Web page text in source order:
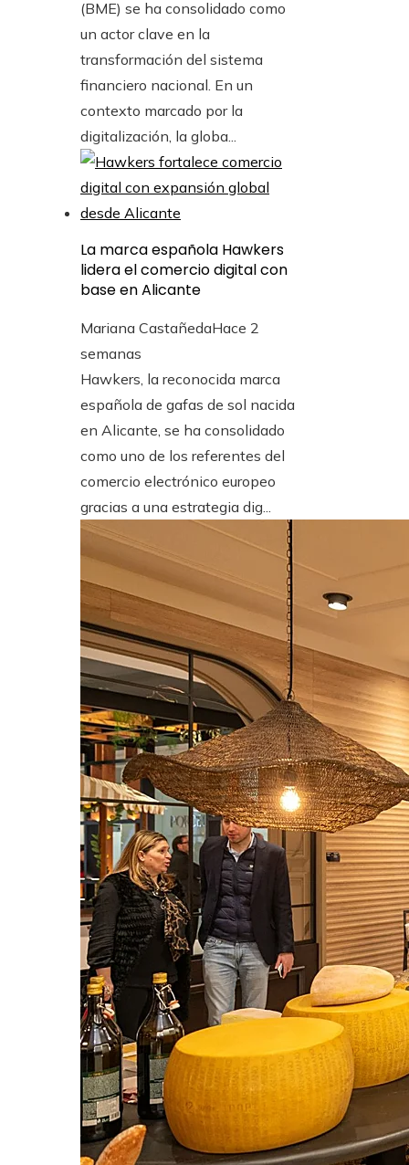
(BME) se ha consolidado como
un actor clave en la
transformación del sistema
financiero nacional. En un
contexto marcado por la
digitalización, la globa...
La marca española Hawkers
lidera el comercio digital con
base en Alicante
Mariana CastañedaHace 2
semanas
Hawkers, la reconocida marca
española de gafas de sol nacida
en Alicante, se ha consolidado
como uno de los referentes del
comercio electrónico europeo
gracias a una estrategia dig...